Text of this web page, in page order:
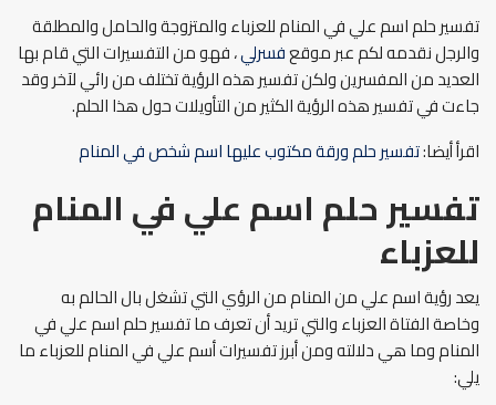
تفسير حلم اسم علي في المنام للعزباء والمتزوجة والحامل والمطلقة
والرجل نقدمه لكم عبر موقعفسرلي، فهو من التفسيرات التي قام بها
العديد من المفسرين ولكن تفسير هذه الرؤية تختلف من رائي لآخر وقد
جاءت في تفسير هذه الرؤية الكثير من التأويلات حول هذا الحلم.
اقرأ أيضا:تفسير حلم ورقة مكتوب عليها اسم شخص في المنام
تفسير حلم اسم علي في المنام
للعزباء
يعد رؤية اسم علي من المنام من الرؤي التي تشغل بال الحالم به
وخاصة الفتاة العزباء والتي تريد أن تعرف ما تفسير حلم اسم علي في
المنام وما هي دلالته ومن أبرز تفسيرات أسم علي في المنام للعزباء ما
يلي: